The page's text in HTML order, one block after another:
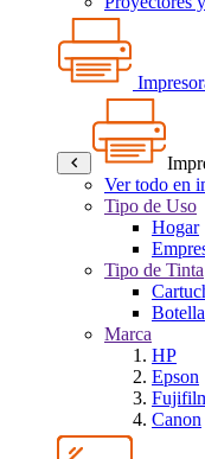
Ver todo en
Tipo de Uso
Hogar
Tipo de Tinta
Botella
Marca
HP
Epson
Canon